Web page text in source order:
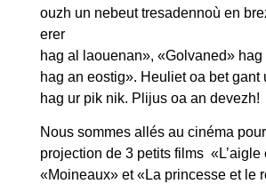
ouzh un nebeut tresadennoù en
erer
hag al laouenan», «Golvaned» hag
hag an eostig». Heuliet oa bet gant
hag ur pik nik. Plijus oa an devezh!
Nous sommes allés au cinéma
projection de 3 petits films «L’aigle
«Moineaux» et «La princesse et le